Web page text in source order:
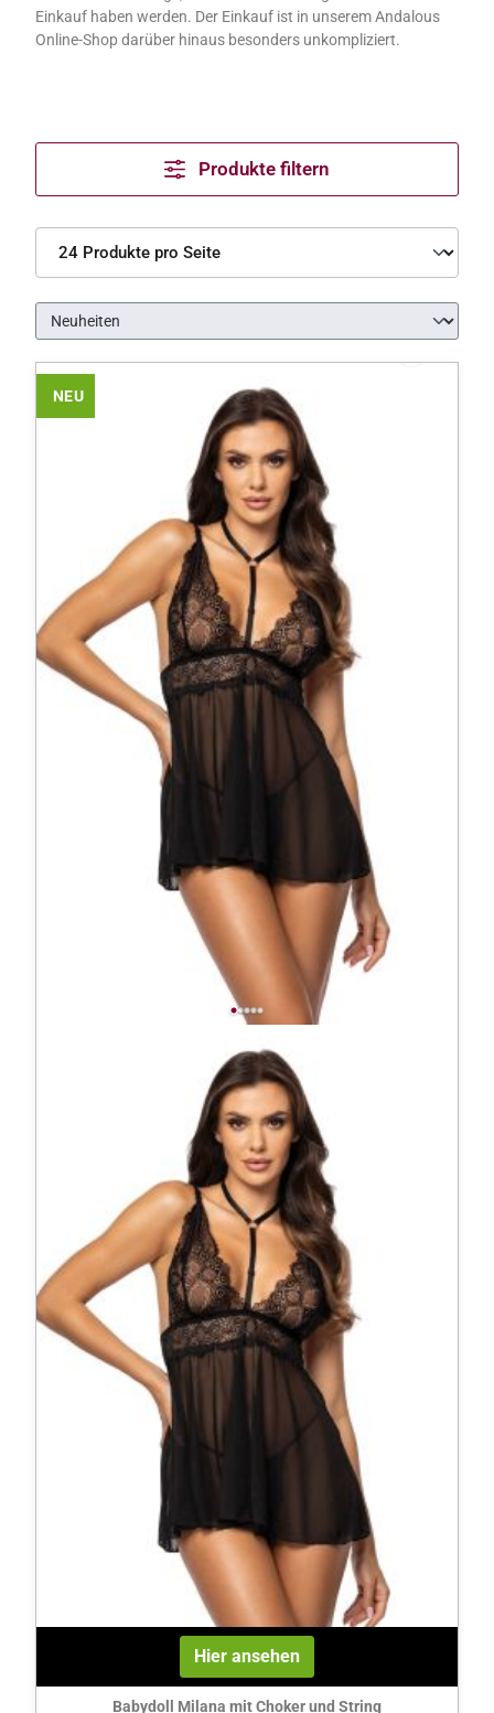
Einkauf haben werden. Der Einkauf ist in unserem Andalous
Online-Shop darüber hinaus besonders unkompliziert.
Produkte filtern
NEU
Hier ansehen
Babydoll Milana mit Choker und String